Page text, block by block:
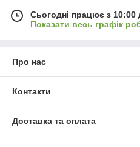
Сьогодні працює з 10:00
Показати весь графік
Про нас
Контакти
Доставка та оплата